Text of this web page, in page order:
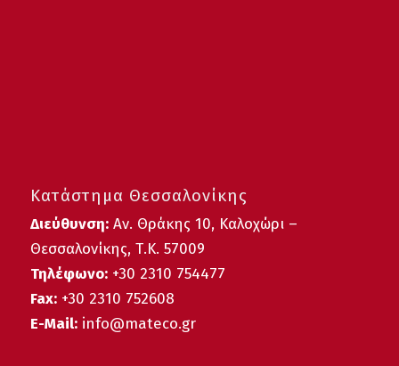
Κατάστημα Θεσσαλονίκης
Διεύθυνση:Αν. Θράκης 10, Καλοχώρι –
Θεσσαλονίκης, Τ.Κ. 57009
Τηλέφωνο:+30 2310 754477
Fax:+30 2310 752608
E-Mail:info@mateco.gr